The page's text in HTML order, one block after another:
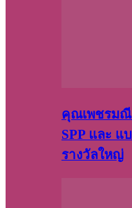
คุณเพชรมณี
SPP และ แ
รางวัลใหญ่